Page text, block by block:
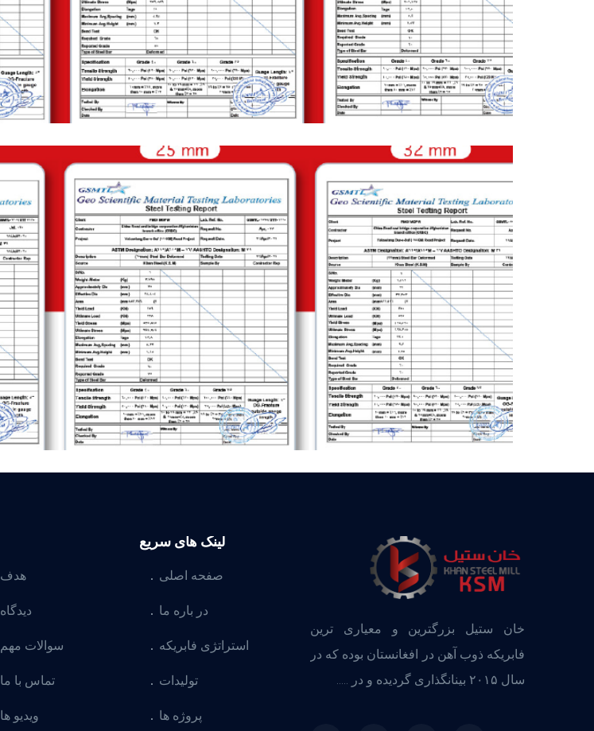
خان ستیل بزرگترین و معیاری ترین
فابریکه ذوب آهن در افغانستان بوده که در
سال ۲۰۱۵ بینانگذاری گردیده و در .....
لینک های سریع
صفحه اصلی
در باره ما
استراتژی فابریکه
تولیدات
پروژه ها
هدف
دیدگاه
سوالات مهم
تماس با ما
ویدیو ها